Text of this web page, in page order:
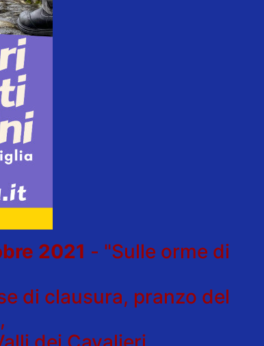
2021 - "Sulle orme di
di clausura, pranzo del